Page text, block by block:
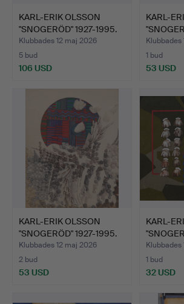
KARL-ERIK OLSSON
"SNOGERÖD" 1927-1995.
OLJ…
Klubbades 12 maj 2026
5 bud
106 USD
KARL-
GRA…
Klubbades
1 bud
53 USD
KARL-ERIK OLSSON
"SNOGERÖD" 1927-1995.
TUS…
Klubbades 12 maj 2026
2 bud
53 USD
KARL-
SCR…
Klubbades
1 bud
32 USD